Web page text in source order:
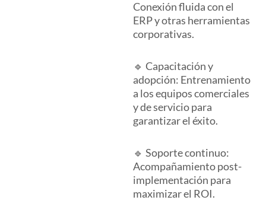
Conexión fluida con el
ERP y otras herramientas
corporativas.
🔹 Capacitación y
adopción: Entrenamiento
a los equipos comerciales
y de servicio para
garantizar el éxito.
🔹 Soporte continuo:
Acompañamiento post-
implementación para
maximizar el ROI.